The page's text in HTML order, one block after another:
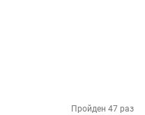
Пройден 47 раз